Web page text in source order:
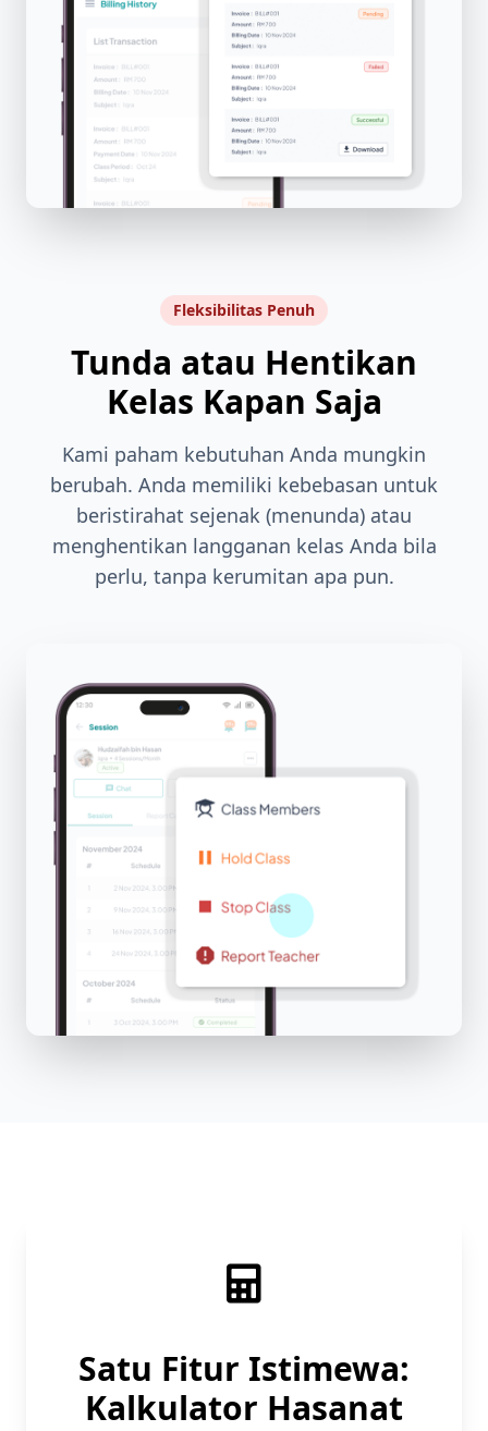
Fleksibilitas Penuh
Tunda atau Hentikan
Kelas Kapan Saja
Kami paham kebutuhan Anda mungkin
berubah. Anda memiliki kebebasan untuk
beristirahat sejenak (menunda) atau
menghentikan langganan kelas Anda bila
perlu, tanpa kerumitan apa pun.
Satu Fitur Istimewa:
Kalkulator Hasanat